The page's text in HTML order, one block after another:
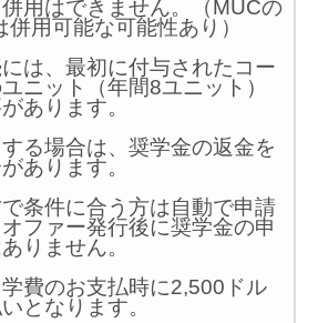
用はできません。（MUCの
用可能な可能性あり）
は、最初に付与されたコー
ニット（年間8ユニット）
あります。
る場合は、奨学金の返金を
あります。
条件に合う方は自動で申請
ファー発行後に奨学金の申
りません。
費のお支払時に2,500ドル
となります。